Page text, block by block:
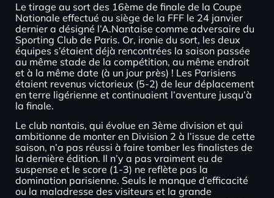
Le tirage au sort des 16ème de finale de la Coupe
Nationale effectué au siège de la FFF le 24 janvier
dernier a désigné l’A.Nantaise comme adversaire du
Sporting Club de Paris. Or, ironie du sort, les deux
équipes s’étaient déjà rencontrées la saison passée
au même stade de la compétition, au même endroit
et à la même date (à un jour près) ! Les Parisiens
étaient revenus victorieux (5-2) de leur déplacement
en terre ligérienne et continuaient l’aventure jusqu’à
la finale.
Le club nantais, qui évolue en 3ème division et qui
ambitionne de monter en Division 2 à l’issue de cette
saison, n’a pas réussi à faire tomber les finalistes de
la dernière édition. Il n’y a pas vraiment eu de
suspense et le score (1-3) ne reflète pas la
domination parisienne. Seuls le manque d’efficacité
ou la maladresse des visiteurs et la grande